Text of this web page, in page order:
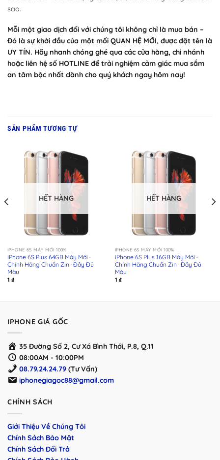
sao.
Mỗi một giao dịch đối với chúng tôi không chỉ là mua bán –
Đó là sự khởi đầu của một mối QUAN HỆ MỚI, được đặt tên là
UY TÍN. Hãy nhanh chóng ghé qua các cửa hàng, chi nhánh
hoặc liên hệ số HOTLINE để trải nghiệm cảm giác mua sắm
an tâm bậc nhất dành cho quý khách ngay hôm nay!
SẢN PHẨM TƯƠNG TỰ
HẾT HÀNG
IPHONE 6S MÁY MỚI 100%
iPhone 6S Plus 64GB Máy Mới ·
Chính Hãng Chuẩn Zin · Đầy Đủ
Màu
1 ₫
HẾT HÀNG
IPHONE 6S MÁY MỚI 100%
iPhone 6S Plus 16GB Máy Mới ·
Chính Hãng Chuẩn Zin · Đầy Đủ
Màu
1 ₫
IPHONE GIÁ GỐC
35 Đường Số 2, Cư Xá Bình Thới, P.8, Q.11
08:00AM - 10:00PM
08.79.24.24.79 (Tư Vấn)
iphonegiagoc88@gmail.com
CHÍNH SÁCH
Giới Thiệu Về Chúng Tôi
Chính Sách Bảo Mật
Chính Sách Đổi Trả